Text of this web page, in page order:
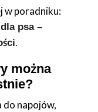
w poradniku:
psa –
.
można
do napojów,